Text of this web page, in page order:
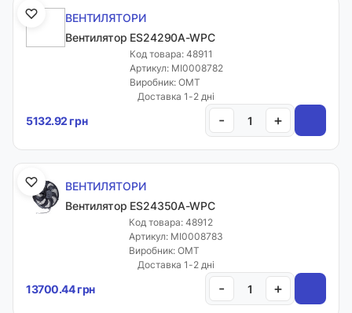
ВЕНТИЛЯТОРИ
Вентилятор ES24290A-WPC
Код товара: 48911
Артикул: MI0008782
Виробник: OMT
Доставка 1-2 дні
5132.92 грн - +
ВЕНТИЛЯТОРИ
Вентилятор ES24350A-WPC
Код товара: 48912
Артикул: MI0008783
Виробник: OMT
Доставка 1-2 дні
13700.44 грн - +